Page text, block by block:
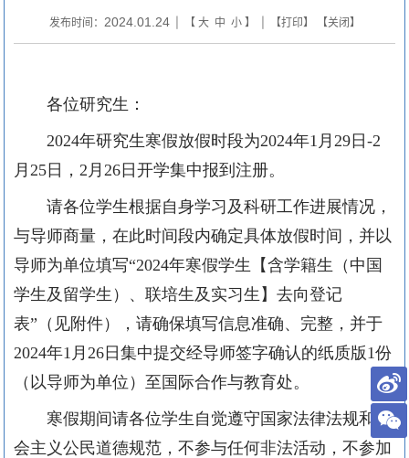
发布时间： 2024.01.24| 【 大 中 小】 | 【打印】 【关闭】
各位研究生：
2024年研究生寒假放假时段为2024年1 月 29日-2
月 25日， 2 月 26日开学集中报到注册。
请各位学生根据自身学习及科研工作进展情况，
与导师商量，在此时间段内确定具体放假时间，并以
导师为单位填写“2024年寒假学生【含学籍生（中国
学生及留学生）、联培生及实习生】去向登记
表”（见附件），请确保填写信息准确、完整，并于
2024年1 月 26日集中提交经导师签字确认的纸质版1份
（以导师为单位）至国际合作与教育处。
寒假期间请各位学生自觉遵守国家法律法规和社
会主义公民道德规范，不参与任何非法活动，不参加